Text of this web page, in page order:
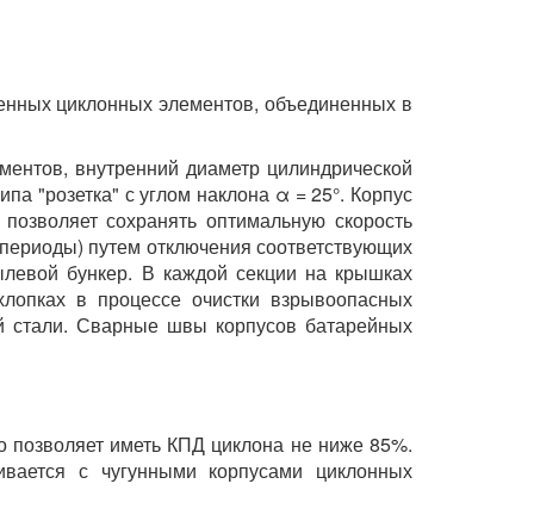
циклонных элементов, объединенных в
внутренний диаметр цилиндрической
"розетка" с углом наклона α = 25°. Корпус
сохранять оптимальную скорость
путем отключения соответствующих
бункер. В каждой секции на крышках
в процессе очистки взрывоопасных
стали. Сварные швы корпусов батарейных
иметь КПД циклона не ниже 85%.
с чугунными корпусами циклонных